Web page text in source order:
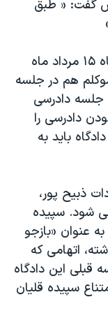
گفت: « طبق
امیر رئیسیان افزود:« «وقت جلسه دادگاه ۱۵ مرداد ماه
موکلم هم در جلسه
جلسه دادرسی
دادرسی را
باید به
ذبیح پور،
شود. سپیده
عنوان «بازجو
اتهامی که
قبلی این دادگاه
امتناع سپیده قلیان